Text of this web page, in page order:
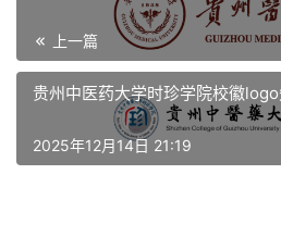
术
登录 注
上一篇
贵州中医药大学时珍学院校徽
2025年12月14日 21:19